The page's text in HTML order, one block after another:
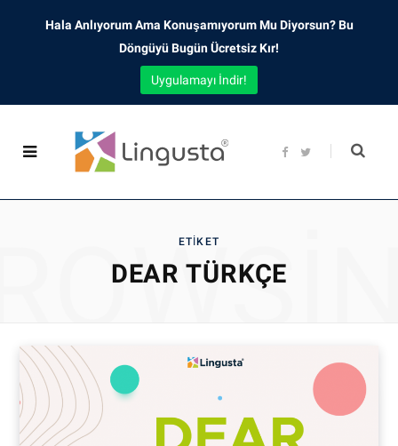
F
b
t
ETIKET
DEAR TÜRKÇE
Hala Anlıyorum Ama Konuşamıyorum Mu Diyorsun? Bu
Döngüyü Bugün Ücretsiz Kır!
Uygulamayı İndir!